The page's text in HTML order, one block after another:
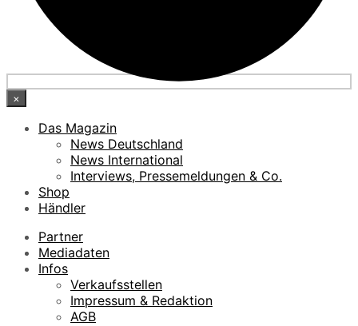
×
Das Magazin
News Deutschland
News International
Interviews, Pressemeldungen & Co.
Shop
Händler
Partner
Mediadaten
Infos
Verkaufsstellen
Impressum & Redaktion
AGB